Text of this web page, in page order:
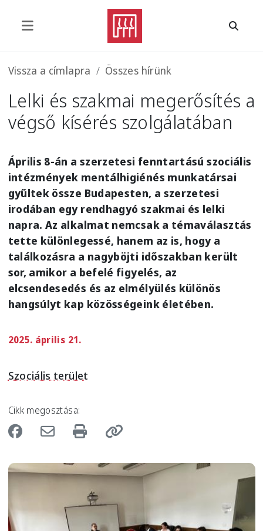
Morzsa
Vissza a címlapra Összes hírünk
Lelki és szakmai megerősítés a
végső kísérés szolgálatában
Április 8-án a szerzetesi fenntartású szociális
intézmények mentálhigiénés munkatársai
gyűltek össze Budapesten, a szerzetesi
irodában egy rendhagyó szakmai és lelki
napra. Az alkalmat nemcsak a témaválasztás
tette különlegessé, hanem az is, hogy a
találkozásra a nagyböjti időszakban került
sor, amikor a befelé figyelés, az
elcsendesedés és az elmélyülés különös
hangsúlyt kap közösségeink életében.
2025. április 21.
Szociális terület
Cikk megosztása:
Image